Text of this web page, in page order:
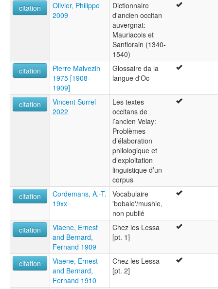
citation
Olivier, Philippe
2009
Dictionnaire
d'ancien occitan
auvergnat:
Mauriacois et
Sanflorain (1340-
1540)
citation
Pierre Malvezin
1975 [1908-
1909]
Glossaire da la
langue d'Oc
citation
Vincent Surrel
2022
Les textes
occitans de
l’ancien Velay:
Problèmes
d’élaboration
philologique et
d’exploitation
linguistique d’un
corpus
citation
Cordemans, A.-T.
19xx
Vocabulaire
'bobaie'/mushie,
non publié
citation
Viaene, Ernest
and Bernard,
Fernand 1909
Chez les Lessa
[pt. 1]
citation
Viaene, Ernest
and Bernard,
Fernand 1910
Chez les Lessa
[pt. 2]